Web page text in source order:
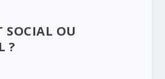
SOCIAL OU
?